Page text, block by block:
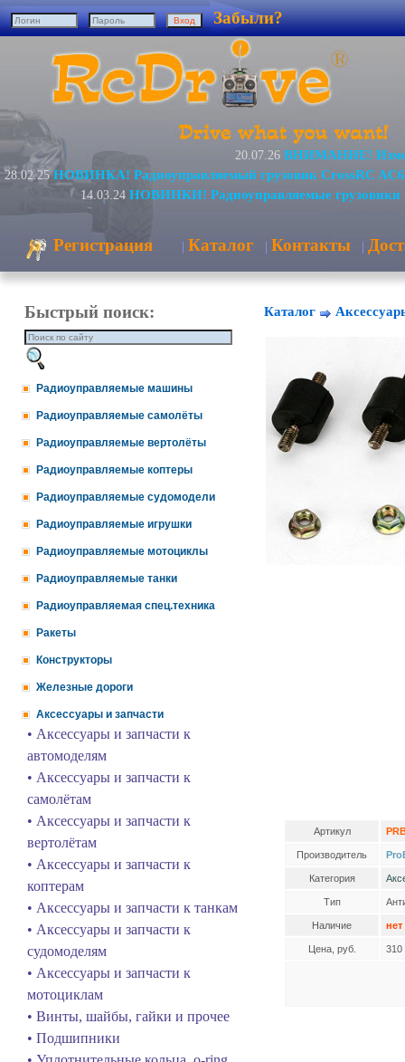
Забыли?
20.07.26 ВНИМАНИЕ!
28.02.25 НОВИНКА! Радиоуправляемый грузовик CrossRC
14.03.24 НОВИНКИ! Радиоуправляемые грузовики
Регистрация | Каталог | Контакты |
Быстрый поиск:
Радиоуправляемые машины
Радиоуправляемые самолёты
Радиоуправляемые вертолёты
Радиоуправляемые коптеры
Радиоуправляемые судомодели
Радиоуправляемые игрушки
Радиоуправляемые мотоциклы
Радиоуправляемые танки
Радиоуправляемая спец.техника
Ракеты
Конструкторы
Железные дороги
Аксессуары и запчасти
• Аксессуары и запчасти к
автомоделям
• Аксессуары и запчасти к
самолётам
• Аксессуары и запчасти к
вертолётам
• Аксессуары и запчасти к
коптерам
• Аксессуары и запчасти к танкам
• Аксессуары и запчасти к
судомоделям
• Аксессуары и запчасти к
мотоциклам
• Винты, шайбы, гайки и прочее
• Подшипники
Каталог
Артикул
Производитель
Категория
Тип
Наличие
Цена, руб. 310